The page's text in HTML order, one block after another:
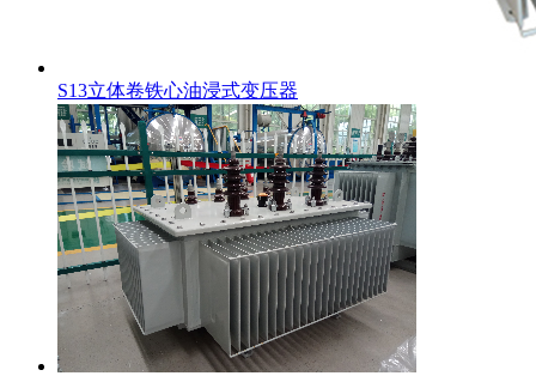
S13立体卷铁心油浸式变压器